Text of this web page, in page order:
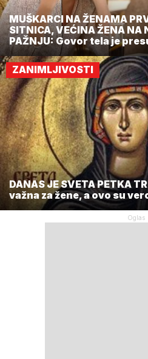
MUŠKARCI NA ŽENAMA
SITNICA, VEĆINA ŽENA NA
PAŽNJU: Govor tela je
ZANIMLJIVOSTI
DANAS JE SVETA PETKA
važna za žene, a ovo su